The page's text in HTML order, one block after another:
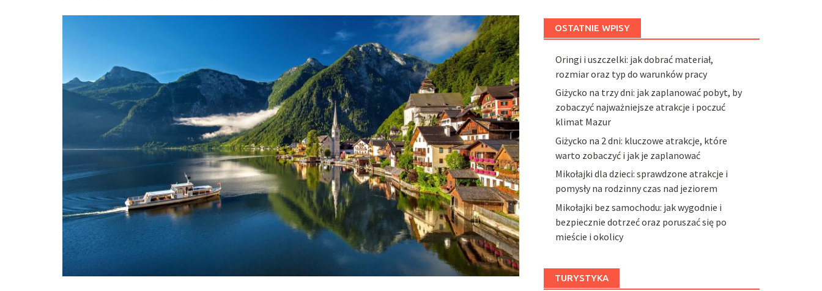
OSTATNIE WPISY
Oringi i uszczelki: jak dobrać materiał,
rozmiar oraz typ do warunków pracy
Giżycko na trzy dni: jak zaplanować pobyt, by
zobaczyć najważniejsze atrakcje i poczuć
klimat Mazur
Giżycko na 2 dni: kluczowe atrakcje, które
warto zobaczyć i jak je zaplanować
Mikołajki dla dzieci: sprawdzone atrakcje i
pomysły na rodzinny czas nad jeziorem
Mikołajki bez samochodu: jak wygodnie i
bezpiecznie dotrzeć oraz poruszać się po
mieście i okolicy
TURYSTYKA